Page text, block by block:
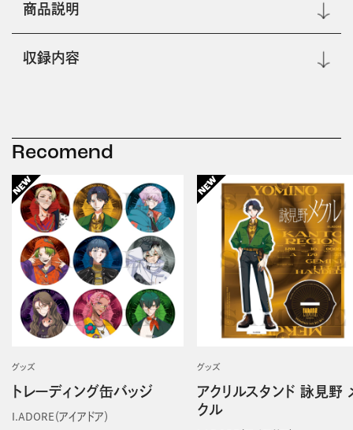
商品説明
収録内容
Recomend
グッズ
トレーディング缶バッジ
I.ADORE（アイアドア）
グッズ
アクリルスタンド 詠見野
クル